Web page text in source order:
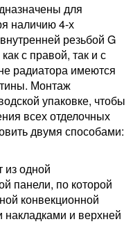
для
наличию 4-х
резьбой G
с правой, так и с
радиатора имеются
Монтаж
упаковке, чтобы
всех отделочных
двумя способами:
из одной
панели, по которой
конвекционной
и верхней